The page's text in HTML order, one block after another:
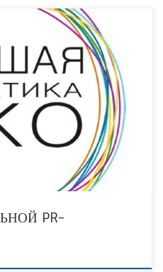
(например) была основана в 2005
N. С момента своего создания
статей 198
PR-